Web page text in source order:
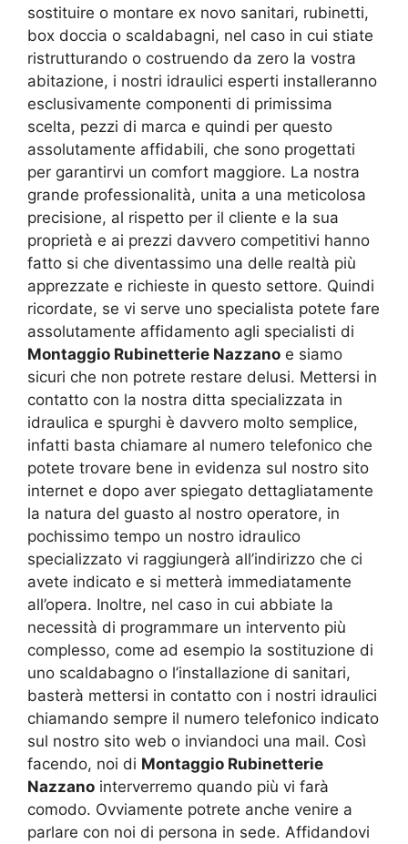
sostituire o montare ex novo sanitari, rubinetti,
box doccia o scaldabagni, nel caso in cui stiate
ristrutturando o costruendo da zero la vostra
abitazione, i nostri idraulici esperti installeranno
esclusivamente componenti di primissima
scelta, pezzi di marca e quindi per questo
assolutamente affidabili, che sono progettati
per garantirvi un comfort maggiore. La nostra
grande professionalità, unita a una meticolosa
precisione, al rispetto per il cliente e la sua
proprietà e ai prezzi davvero competitivi hanno
fatto si che diventassimo una delle realtà più
apprezzate e richieste in questo settore. Quindi
ricordate, se vi serve uno specialista potete fare
assolutamente affidamento agli specialisti di
Montaggio Rubinetterie Nazzano e siamo
sicuri che non potrete restare delusi. Mettersi in
contatto con la nostra ditta specializzata in
idraulica e spurghi è davvero molto semplice,
infatti basta chiamare al numero telefonico che
potete trovare bene in evidenza sul nostro sito
internet e dopo aver spiegato dettagliatamente
la natura del guasto al nostro operatore, in
pochissimo tempo un nostro idraulico
specializzato vi raggiungerà all’indirizzo che ci
avete indicato e si metterà immediatamente
all’opera. Inoltre, nel caso in cui abbiate la
necessità di programmare un intervento più
complesso, come ad esempio la sostituzione di
uno scaldabagno o l’installazione di sanitari,
basterà mettersi in contatto con i nostri idraulici
chiamando sempre il numero telefonico indicato
sul nostro sito web o inviandoci una mail. Così
facendo, noi di Montaggio Rubinetterie
Nazzano interverremo quando più vi farà
comodo. Ovviamente potrete anche venire a
parlare con noi di persona in sede. Affidandovi